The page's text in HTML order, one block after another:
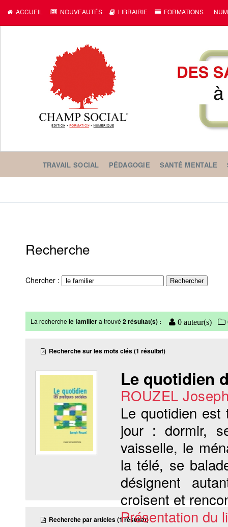
ACCUEIL NOUVEAUTÉS LIBRAIRIE FORMATIONS
TRAVAIL SOCIAL PÉDAGOGIE SANTÉ MENTALE
Recherche
Chercher :
La recherchele familiera trouvé2 résultat(s) : 0 auteur(s)
Recherche sur les mots clés (1 résultat)
Le quotidien
ROUZEL
Le quotidien
jour : dormir,
vaisselle, le
la télé, se
désignent
croisent et
Présentation du
Recherche par articles (1 résultat)